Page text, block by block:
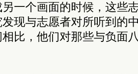
一个画面的时候，这些
现与志愿者对所听到的
比，他们对那些与负面